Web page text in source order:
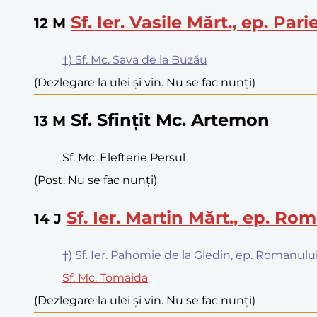
12 M Sf. Ier. Vasile Mărt., ep.
†) Sf. Mc. Sava de la Buzău
(Dezlegare la ulei și vin. Nu se fac nunți)
13 M Sf. Sfințit Mc. Artemon
Sf. Mc. Elefterie Persul
(Post. Nu se fac nunți)
14 J Sf. Ier. Martin Mărt., ep.
†) Sf. Ier. Pahomie de la Gledin, ep. Romanului
Sf. Mc. Tomaida
(Dezlegare la ulei și vin. Nu se fac nunți)